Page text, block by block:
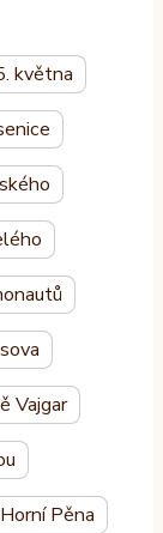
května
Vajgar
Pěna